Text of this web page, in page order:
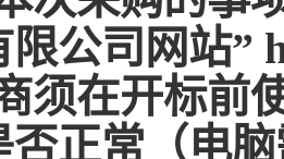
公司网站”
须在开标前
否正常（电